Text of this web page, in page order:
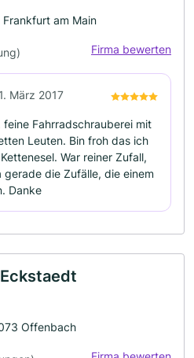
am Main
Firma bewerten
März 2017
Fahrradschrauberei mit
Leuten. Bin froh das ich
War reiner Zufall,
gerade die Zufälle, die einem
Danke
Offenbach